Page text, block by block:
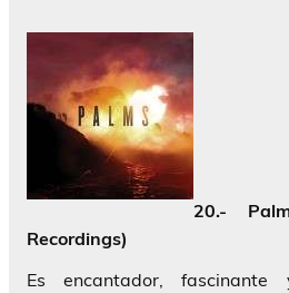
20.-
Recordings)
Es encantador,